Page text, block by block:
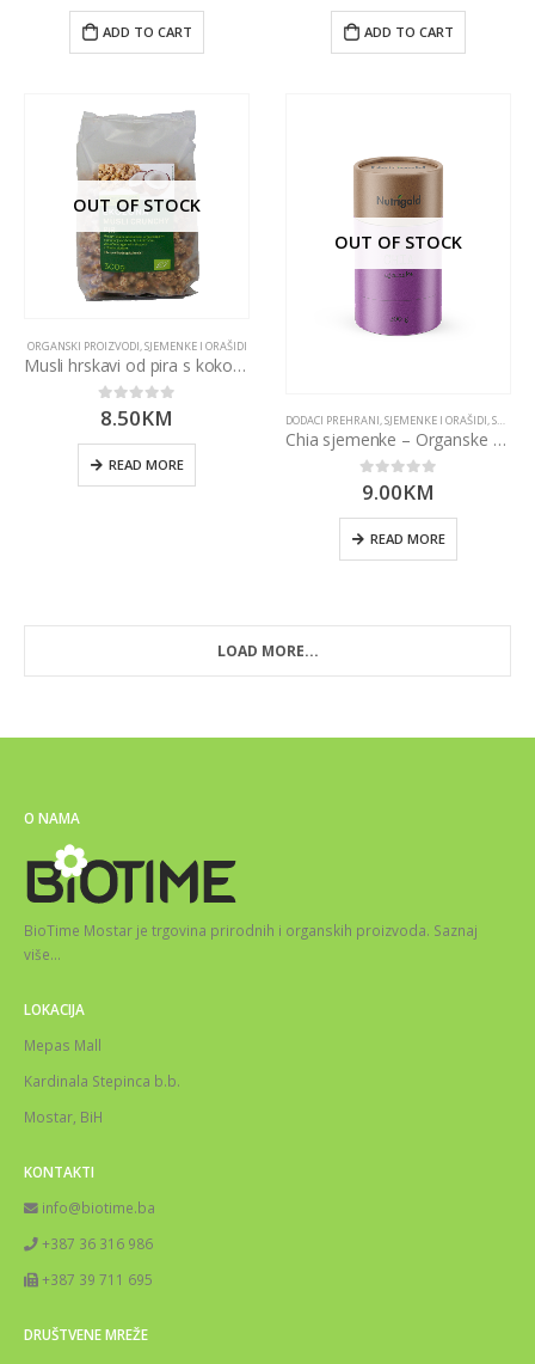
ADD TO CART ADD TO CART
OUT OF STOCK
ORGANSKI PROIZVODI,SJEMENKE I ORAŠIDI
Musli hrskavi od pira s kokosom 300g Ekozona
0out of 5
8.50KM
READ MORE
OUT OF STOCK
DODACI PREHRANI,SJEMENKE I ORAŠIDI,SUPERHRANA
Chia sjemenke – Organske 200g Nutrigold
0out of 5
9.00KM
READ MORE
LOAD MORE...
O NAMA
BioTime Mostar je trgovina prirodnih i organskih proizvoda. Saznaj
više…
LOKACIJA
Mepas Mall
Kardinala Stepinca b.b.
Mostar, BiH
KONTAKTI
info@biotime.ba
+387 36 316 986
+387 39 711 695
DRUŠTVENE MREŽE